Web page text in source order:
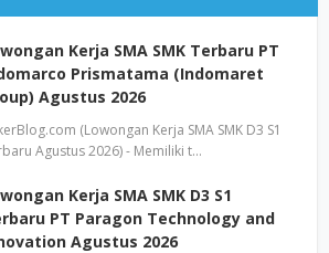
Kerja SMA SMK Terbaru PT
Prismatama (Indomaret
Agustus 2026
(Lowongan Kerja SMA SMK D3 S1
Agustus 2026) - Memiliki t…
Kerja SMA SMK D3 S1
PT Paragon Technology and
Agustus 2026